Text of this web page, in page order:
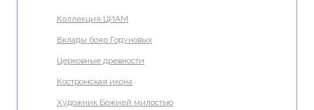
Коллекция ЦИАМ
Вклады бояр Годуновых
Церковные древности
Костромская икона
Художник Божией милостью